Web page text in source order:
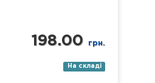
198.00 грн.
На складі